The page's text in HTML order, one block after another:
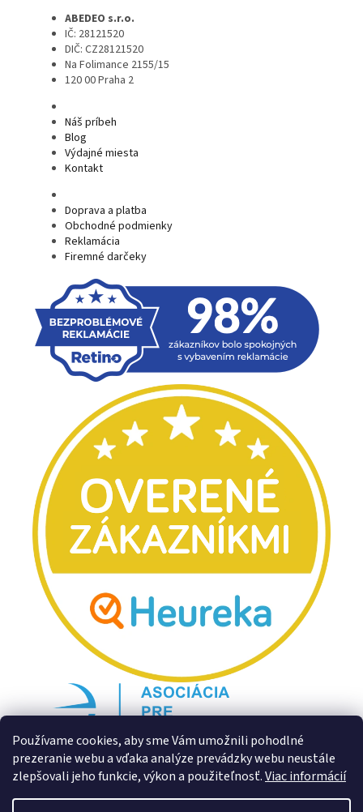
Používame cookies, aby sme Vám umožnili pohodlné
prezeranie webu a vďaka analýze prevádzky webu neustále
zlepšovali jeho funkcie, výkon a použiteľnosť.Viac informácií
ABEDEO s.r.o.
IČ: 28121520
DIČ: CZ28121520
Na Folimance 2155/15
120 00 Praha 2
Náš príbeh
Blog
Výdajné miesta
Kontakt
Doprava a platba
Obchodné podmienky
Reklamácia
Firemné darčeky